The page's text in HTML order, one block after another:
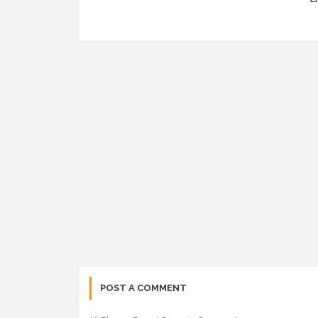
POST A COMMENT